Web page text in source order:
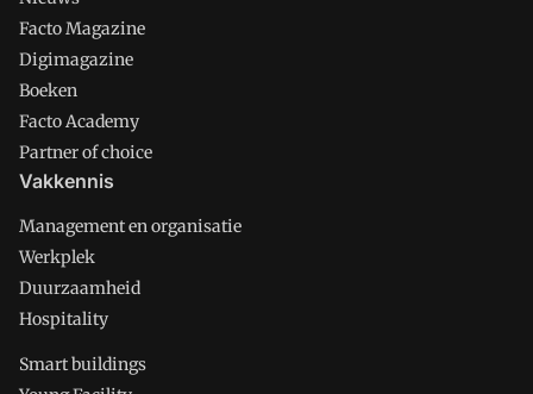
Facto Magazine
Digimagazine
Boeken
Facto Academy
Partner of choice
Vakkennis
Management en organisatie
Werkplek
Duurzaamheid
Hospitality
Smart buildings